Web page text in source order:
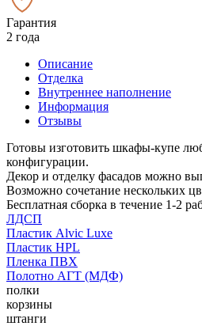
Гарантия
2 года
Описание
Отделка
Внутреннее наполнение
Информация
Отзывы
Готовы изготовить шкафы-купе
конфигурации.
Декор и отделку фасадов можно
Возможно сочетание нескольких
Бесплатная сборка в течение 1-2
ЛДСП
Пластик Alvic Luxe
Пластик HPL
Пленка ПВХ
Полотно АГТ (МДФ)
полки
корзины
штанги